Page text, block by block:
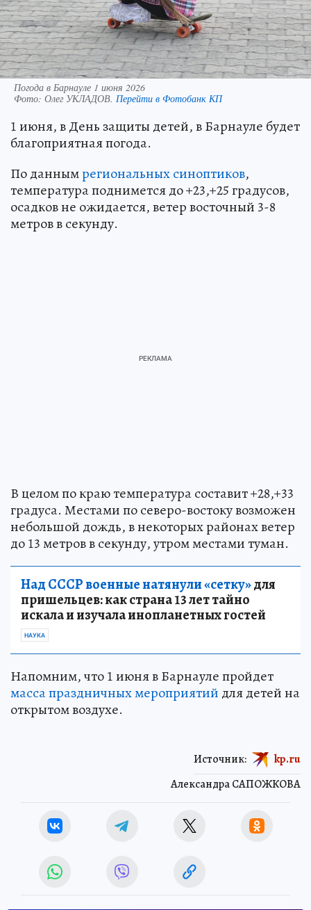
Погода в Барнауле 1 июня 2026
Фото: Олег УКЛАДОВ. Перейти в Фотобанк КП
1 июня, в День защиты детей, в Барнауле будет
благоприятная погода.
По даннымрегиональных синоптиков,
температура поднимется до +23,+25 градусов,
осадков не ожидается, ветер восточный 3-8
метров в секунду.
В целом по краю температура составит +28,+33
градуса. Местами по северо-востоку возможен
небольшой дождь, в некоторых районах ветер
до 13 метров в секунду, утром местами туман.
Над СССР военные натянули «сетку»для
пришельцев: как страна 13 лет тайно
искала и изучала инопланетных гостей
НАУКА
Напомним, что 1 июня в Барнауле пройдет
масса праздничных мероприятий для детей на
открытом воздухе.
Александра САПОЖКОВА
Источник: kp.ru